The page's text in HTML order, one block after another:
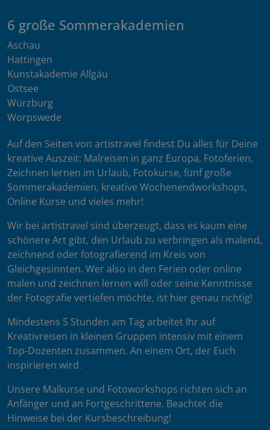
6 große Sommerakademien
Aschau
Hattingen
Kunstakademie Allgäu
Ostsee
Würzburg
Worpswede
Auf den Seiten von artistravel findest Du alles für Deine
kreative Auszeit: Malreisen in ganz Europa, Fotoferien,
Zeichnen lernen im Urlaub, Fotokurse, fünf große
Sommerakademien, kreative Wochenendworkshops,
Online Kurse und vieles mehr!
Wir bei artistravel sind überzeugt, dass es kaum eine
schönere Art gibt, den Urlaub zu verbringen als malend,
zeichnend oder fotografierend im Kreis von
Gleichgesinnten. Wer also in den Ferien oder online
malen und zeichnen lernen will oder seine Kenntnisse
der Fotografie vertiefen möchte, ist hier genau richtig!
Mindestens 5 Stunden am Tag arbeitet Ihr auf
Kreativreisen in kleinen Gruppen intensiv mit einem
Top-Dozenten zusammen. An einem Ort, der Euch
inspirieren wird.
Unsere Malkurse und Fotoworkshops richten sich an
Anfänger und an Fortgeschrittene. Beachtet die
Hinweise bei der Kursbeschreibung!